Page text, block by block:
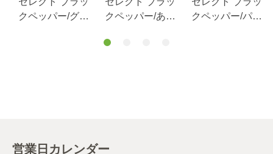
クペッパー/グラ
クペッパー/あら
クペッパー/パウ
営業日カレンダー